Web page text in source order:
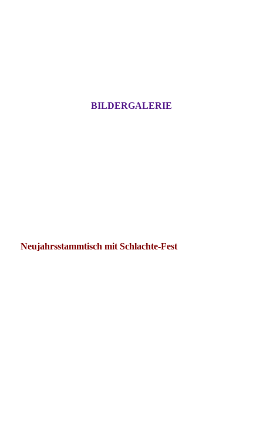
BILDERGALERIE
Neujahrsstammtisch mit Schlachte-Fest